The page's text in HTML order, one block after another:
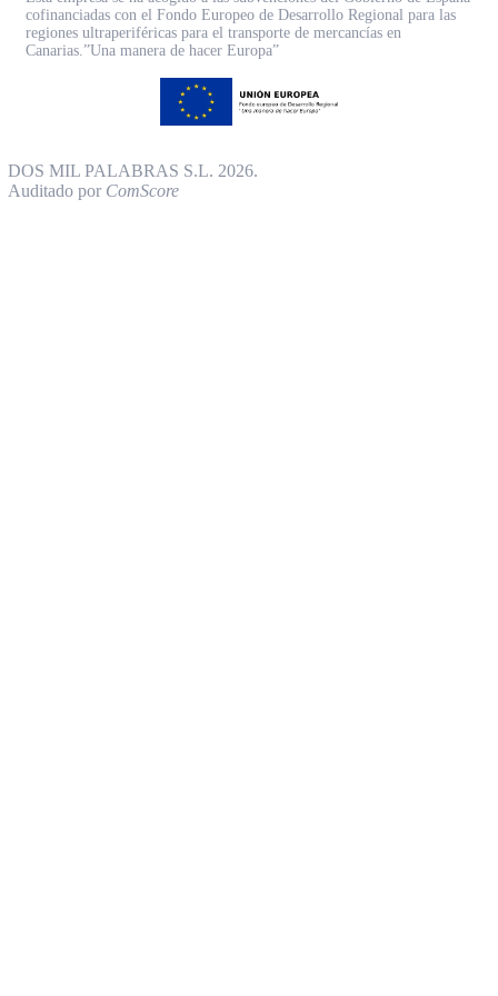
cofinanciadas con el Fondo Europeo de Desarrollo Regional para las
regiones ultraperiféricas para el transporte de mercancías en
Canarias.”Una manera de hacer Europa”
DOS MIL PALABRAS S.L. 2026.
Auditado por ComScore